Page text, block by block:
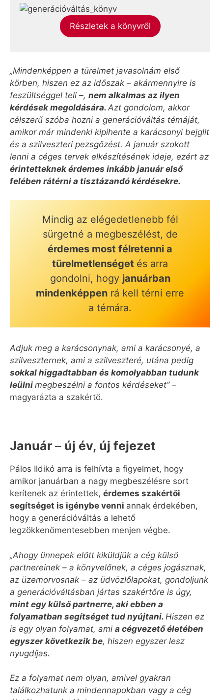
Részletek a könyvről
„Mindenképpen a türelmet javasolnám első
körben, hiszen ez az időszak – akármennyire is
feszültséggel teli –, nem alkalmas az ilyen
kérdések megoldására. Azt gondolom, akkor
célszerű szóba hozni a generációváltás témáját,
amikor már mindenki kipihente a karácsonyi bejglit
és a szilveszteri pezsgőzést. A január szokott
lenni a céges tervek elkészítésének ideje, ezért az
érintetteknek érdemes inkább január első
felében rátérni a tisztázandó kérdésekre.
Mindig az elégedetlenebb fél
sürgetné a megbeszélést, de
érdemes most félretenni a
türelmetlenséget és arra
gondolni, hogy januárban
mindenképpen rá kell térni erre
a témára.
Adjuk meg a karácsonynak, ami a karácsonyé, a
szilveszternek, ami a szilveszteré, utána pedig
sokkal higgadtabban és komolyabban tudunk
leülni megbeszélni a fontos kérdéseket”–
magyarázta a szakértő.
Január – új év, új fejezet
Pálos Ildikó arra is felhívta a figyelmet, hogy
amikor januárban a nagy megbeszélésre sort
kerítenek az érintettek, érdemes szakértői
segítséget is igénybe venni annak érdekében,
hogy a generációváltás a lehető
legzökkenőmentesebben menjen végbe.
„Ahogy ünnepek előtt kiküldjük a cég külső
partnereinek – a könyvelőnek, a céges jogásznak,
az üzemorvosnak – az üdvözlőlapokat, gondoljunk
a generációváltásban jártas szakértőre is úgy,
mint egy külső partnerre, aki ebben a
folyamatban segítséget tud nyújtani. Hiszen ez
is egy olyan folyamat, ami a cégvezető életében
egyszer következik be, hiszen egyszer lesz
nyugdíjas.
Ez a folyamat nem olyan, amivel gyakran
találkozhatunk a mindennapokban vagy a cég